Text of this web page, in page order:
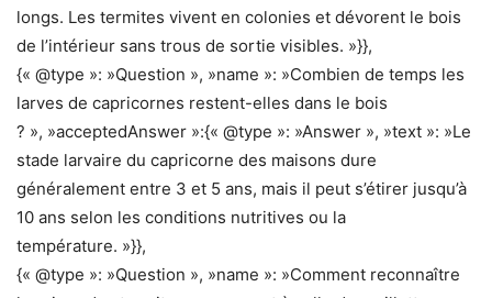
longs. Les termites vivent en colonies et dévorent le bois
de l’intérieur sans trous de sortie visibles. »}},
{« @type »: »Question », »name »: »Combien de temps les
larves de capricornes restent-elles dans le bois
? », »acceptedAnswer »:{« @type »: »Answer », »text »: »Le
stade larvaire du capricorne des maisons dure
généralement entre 3 et 5 ans, mais il peut s’étirer jusqu’à
10 ans selon les conditions nutritives ou la
température. »}},
{« @type »: »Question », »name »: »Comment reconnaître